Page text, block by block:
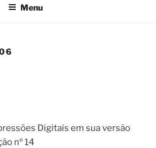
Menu
Digitais em sua versão
nº 14